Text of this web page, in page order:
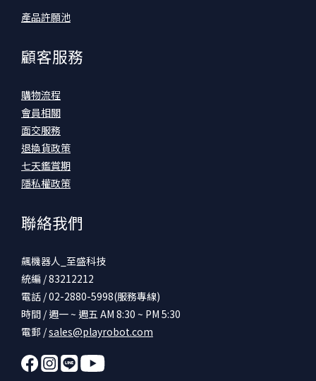
產品許願池
顧客服務
購物流程
會員相關
面交服務
退換貨政策
七天鑑賞期
隱私權政策
聯絡我們
飆機器人_至盛科技
統編 / 83212212
電話 / 02-2880-5998(服務專線)
時間 / 週一 ~ 週五 AM 8:30 ~ PM 5:30
電郵 /sales@playrobot.com